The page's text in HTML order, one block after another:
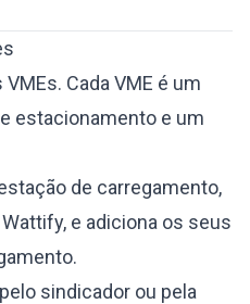
Cada VME é um
estacionamento e um
de carregamento,
e adiciona os seus
sindicador ou pela